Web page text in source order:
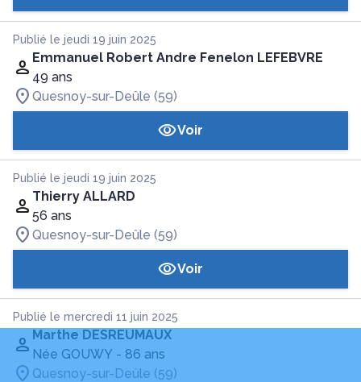
Publié le jeudi 19 juin 2025
Emmanuel Robert Andre Fenelon LEFEBVRE
49 ans
Quesnoy-sur-Deûle (59)
Voir
Publié le jeudi 19 juin 2025
Thierry ALLARD
56 ans
Quesnoy-sur-Deûle (59)
Voir
Publié le mercredi 11 juin 2025
Marthe DESREUMAUX
Née GOUWY - 86 ans
Quesnoy-sur-Deûle (59)